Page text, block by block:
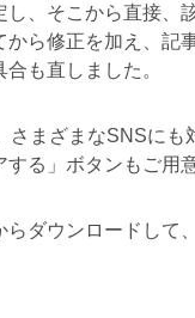
し、そこから直接、
から修正を加え、記
も直しました。
さまざまなSNSにも
する」ボタンもご用
ダウンロードして